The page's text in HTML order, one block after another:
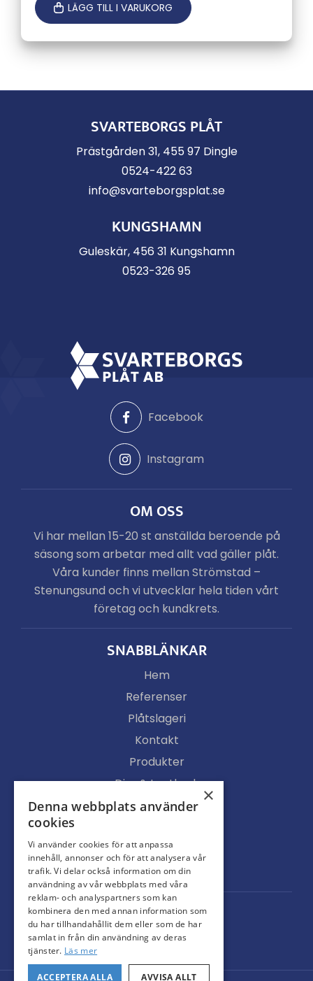
LÄGG TILL I VARUKORG
SVARTEBORGS PLÅT
Prästgården 31, 455 97 Dingle
0524-422 63
info@svarteborgsplat.se
KUNGSHAMN
Guleskär, 456 31 Kungshamn
0523-326 95
Facebook
Instagram
OM OSS
Vi har mellan 15-20 st anställda beroende på
säsong som arbetar med allt vad gäller plåt.
Våra kunder finns mellan Strömstad –
Stenungsund och vi utvecklar hela tiden vårt
företag och kundkrets.
SNABBLÄNKAR
Hem
Referenser
Plåtslageri
Kontakt
Produkter
Djur & Lantbruk
Köpvillkor
Ljusgenomsläpp
Portar
×
Denna webbplats använder
cookies
Vi använder cookies för att anpassa
innehåll, annonser och för att analysera vår
trafik. Vi delar också information om din
användning av vår webbplats med våra
reklam- och analyspartners som kan
kombinera den med annan information som
du har tillhandahållit dem eller som de har
samlat in från din användning av deras
tjänster. Läs mer
ACCEPTERA ALLA AVVISA ALLT